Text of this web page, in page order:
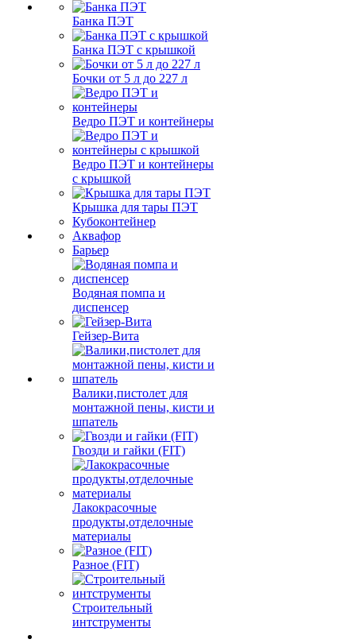
Банка ПЭТ
Банка ПЭТ с крышкой
Бочки от 5 л до 227 л
Ведро ПЭТ и контейнеры
Ведро ПЭТ и контейнеры
с крышкой
Крышка для тары ПЭТ
Кубоконтейнер
Аквафор
Барьер
Водяная помпа и
диспенсер
Гейзер-Вита
Валики,пистолет для
монтажной пены, кисти и
шпатель
Гвозди и гайки (FIT)
Лакокрасочные
продукты,отделочные
материалы
Разное (FIT)
Строительный
интструменты